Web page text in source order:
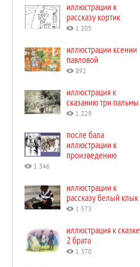
иллюстрации к
рассказу кортик
1 205
иллюстрации ксении
павловой
892
иллюстрация к
сказанию три пальмы
1 229
после бала
иллюстрации к
произведению
1 346
иллюстрации к
рассказу белый клык
1 573
иллюстрация к сказке
2 брата
1 370